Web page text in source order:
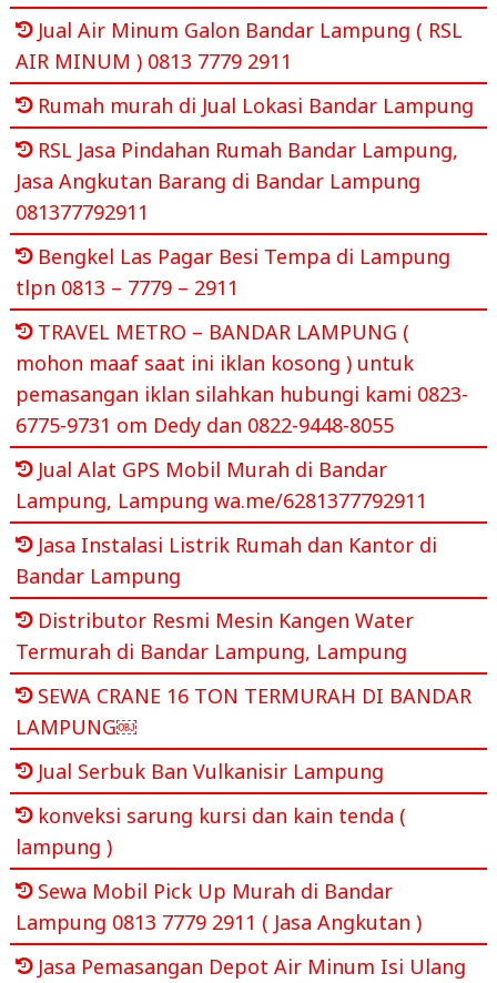
Jual Air Minum Galon Bandar Lampung ( RSL
AIR MINUM ) 0813 7779 2911
Rumah murah di Jual Lokasi Bandar Lampung
RSL Jasa Pindahan Rumah Bandar Lampung,
Jasa Angkutan Barang di Bandar Lampung
081377792911
Bengkel Las Pagar Besi Tempa di Lampung
tlpn 0813 – 7779 – 2911
TRAVEL METRO – BANDAR LAMPUNG (
mohon maaf saat ini iklan kosong ) untuk
pemasangan iklan silahkan hubungi kami 0823-
6775-9731 om Dedy dan 0822-9448-8055
Jual Alat GPS Mobil Murah di Bandar
Lampung, Lampung wa.me/6281377792911
Jasa Instalasi Listrik Rumah dan Kantor di
Bandar Lampung
Distributor Resmi Mesin Kangen Water
Termurah di Bandar Lampung, Lampung
SEWA CRANE 16 TON TERMURAH DI BANDAR
LAMPUNG￼
Jual Serbuk Ban Vulkanisir Lampung
konveksi sarung kursi dan kain tenda (
lampung )
Sewa Mobil Pick Up Murah di Bandar
Lampung 0813 7779 2911 ( Jasa Angkutan )
Jasa Pemasangan Depot Air Minum Isi Ulang